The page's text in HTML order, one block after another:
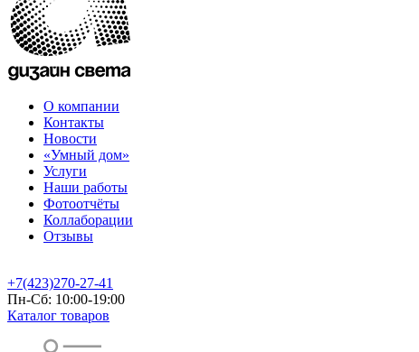
О компании
Контакты
Новости
«Умный дом»
Услуги
Наши работы
Фотоотчёты
Коллаборации
Отзывы
+7(423)270-27-41
Пн-Сб: 10:00-19:00
Каталог товаров